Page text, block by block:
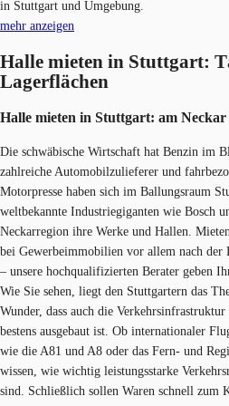
in Stuttgart und Umgebung.
mehr anzeigen
Halle mieten in Stuttgart:
Lagerflächen
Halle mieten in Stuttgart: am
Die schwäbische Wirtschaft hat Benzin im
zahlreiche Automobilzulieferer und
Motorpresse haben sich im Ballungsraum
weltbekannte Industriegiganten wie Bosch
Neckarregion ihre Werke und Hallen.
bei Gewerbeimmobilien vor allem nach der
– unsere hochqualifizierten Berater geben
Wie Sie sehen, liegt den Stuttgartern das
Wunder, dass auch die
bestens ausgebaut ist. Ob internationaler
wie die A81 und A8 oder das Fern- und
wissen, wie wichtig leistungsstarke
sind. Schließlich sollen Waren schnell zum